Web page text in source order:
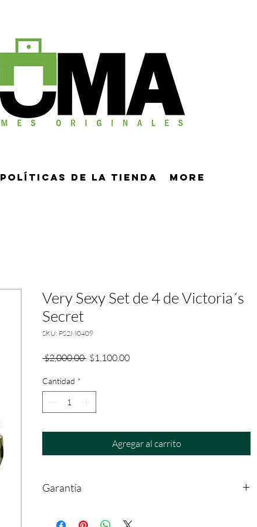
Políticas de la tienda More
Very Sexy Set de 4 de Victoria´s
Secret
SKU: PS2M0409
$2,000.00 Precio
$1,100.00Precio
Cantidad *
Agregar al carrito
Garantía
partir de la compra. Garantía: Aplica solo para fallas del